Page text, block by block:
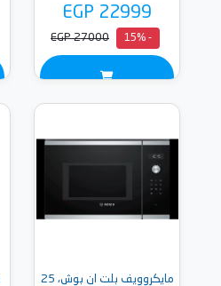
EGP 22999
- 15%
EGP 27000
مايكروويف بلت ان بوش، 25